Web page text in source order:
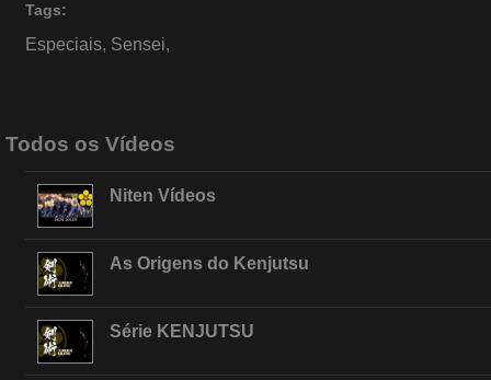
Tags:
Especiais, Sensei,
Todos os Vídeos
Niten Vídeos
As Origens do Kenjutsu
Série KENJUTSU